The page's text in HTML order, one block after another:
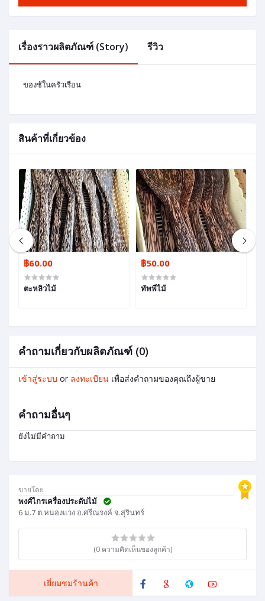
ขายโดย
พงศ์ไกรเครื่องประดับไม้
6 ม.7 ต.หนองแวง อ.ศรีณรงค์ จ.สุรินทร์
(0 ความคิดเห็นของลูกค้า)
เยี่ยมชมร้านค้า
เรื่องราวผลิตภัณฑ์ (Story) รีวิว
ของช้ในครัวเรือน
สินค้าที่เกี่ยวข้อง
฿60.00
ตะหลิวไม้
฿50.00
ทัพพีไม้
คำถามเกี่ยวกับผลิตภัณฑ์ (0)
เข้าสู่ระบบ or ลงทะเบียน เพื่อส่งคำถามของคุณถึงผู้ขาย
คำถามอื่นๆ
ยังไม่มีคำถาม